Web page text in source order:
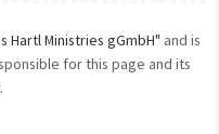
Hartl Ministries gGmbH" and is
for this page and its